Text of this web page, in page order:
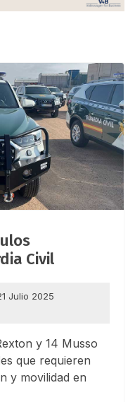
Civil
Julio 2025
y 14 Musso
que requieren
y movilidad en